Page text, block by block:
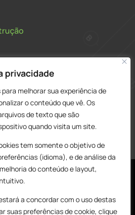
privacidade
melhorar sua experiência de
o conteúdo que vê. Os
de texto que são
quando visita um site.
tem somente o objetivo de
(idioma), e de análise da
do conteúdo e layout,
a concordar com o uso destas
suas preferências de cookie, clique
de Caparica
PESQUISAR